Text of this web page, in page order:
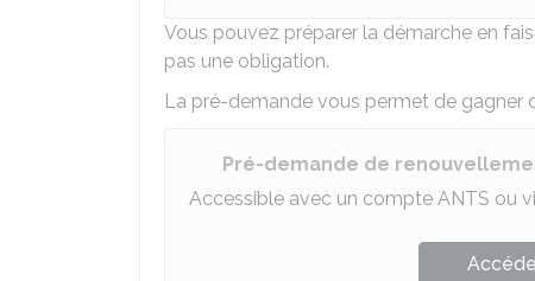
Vous pouvez préparer la démarche en
pas une obligation.
La pré-demande vous permet de gagner
Pré-demande de
Accessible avec un compte ANTS ou